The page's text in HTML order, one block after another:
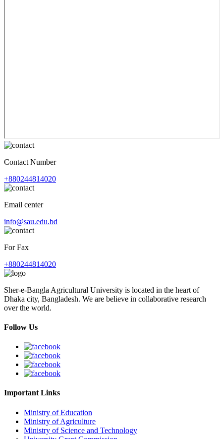
Contact Number
+880244814020
Email center
info@sau.edu.bd
For Fax
+880244814020
Sher-e-Bangla Agricultural University is located in the heart of
Dhaka city, Bangladesh. We are believe in collaborative research
over the world.
Follow Us
Important Links
Ministry of Education
Ministry of Agriculture
Ministry of Science and Technology